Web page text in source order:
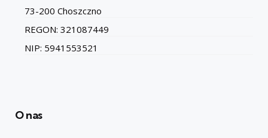
73-200 Choszczno
REGON: 321087449
NIP: 5941553521
O nas